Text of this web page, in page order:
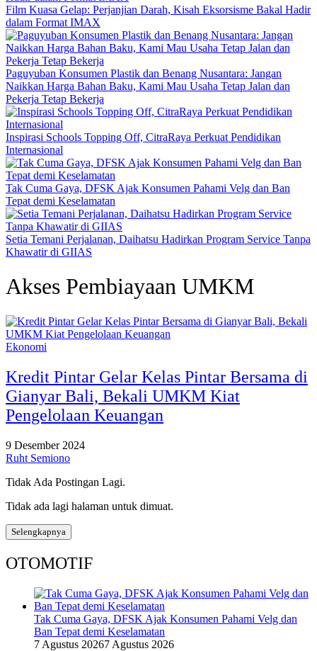
Film Kuasa Gelap: Perjanjian Darah, Kisah Eksorsisme Bakal Hadir
dalam Format IMAX
Paguyuban Konsumen Plastik dan Benang Nusantara: Jangan
Naikkan Harga Bahan Baku, Kami Mau Usaha Tetap Jalan dan
Pekerja Tetap Bekerja
Inspirasi Schools Topping Off, CitraRaya Perkuat Pendidikan
Internasional
Tak Cuma Gaya, DFSK Ajak Konsumen Pahami Velg dan Ban
Tepat demi Keselamatan
Setia Temani Perjalanan, Daihatsu Hadirkan Program Service Tanpa
Khawatir di GIIAS
Akses Pembiayaan UMKM
Ekonomi
Kredit Pintar Gelar Kelas Pintar Bersama di
Gianyar Bali, Bekali UMKM Kiat
Pengelolaan Keuangan
9 Desember 2024
Ruht Semiono
Tidak Ada Postingan Lagi.
Tidak ada lagi halaman untuk dimuat.
Selengkapnya
OTOMOTIF
Tak Cuma Gaya, DFSK Ajak Konsumen Pahami Velg dan
Ban Tepat demi Keselamatan
7 Agustus 20267 Agustus 2026